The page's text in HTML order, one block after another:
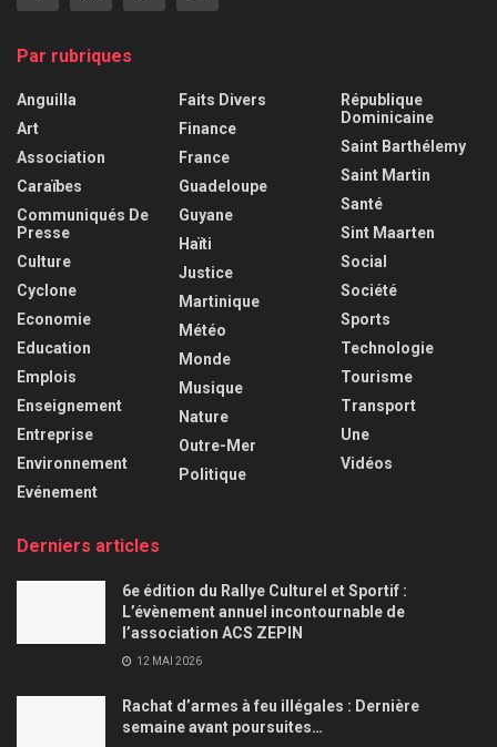
Par rubriques
Anguilla
Art
Association
Caraïbes
Communiqués De
Presse
Culture
Cyclone
Economie
Education
Emplois
Enseignement
Entreprise
Environnement
Evénement
Faits Divers
Finance
France
Guadeloupe
Guyane
Haïti
Justice
Martinique
Météo
Monde
Musique
Nature
Outre-Mer
Politique
République
Dominicaine
Saint Barthélemy
Saint Martin
Santé
Sint Maarten
Social
Société
Sports
Technologie
Tourisme
Transport
Une
Vidéos
Derniers articles
6e édition du Rallye Culturel et Sportif :
L’évènement annuel incontournable de
l’association ACS ZEPIN
12 MAI 2026
Rachat d’armes à feu illégales : Dernière
semaine avant poursuites…